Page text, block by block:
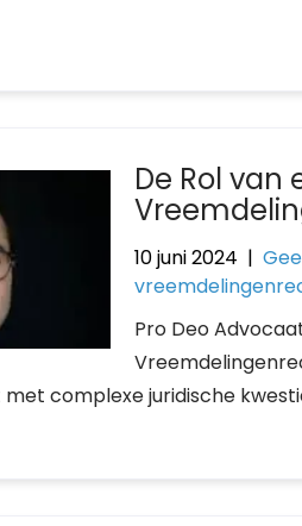
De Rol van
10 juni 2024 |
Pro Deo
complexe juridische